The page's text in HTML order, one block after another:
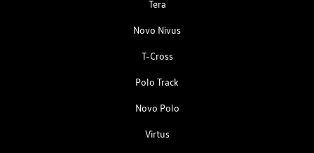
Tera
Novo Nivus
T-Cross
Polo Track
Novo Polo
Virtus